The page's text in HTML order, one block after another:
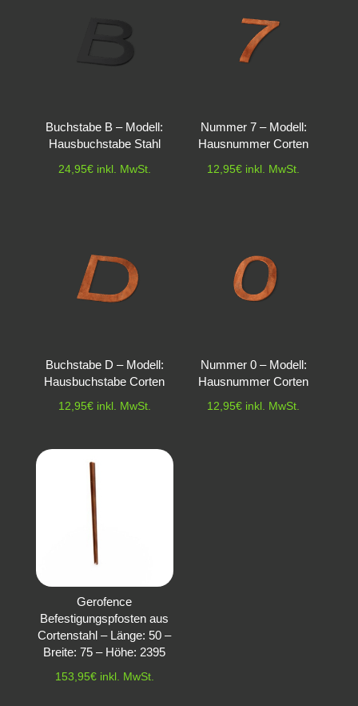
Buchstabe B – Modell:
Hausbuchstabe Stahl
24,95€ inkl. MwSt.
Nummer 7 – Modell:
Hausnummer Corten
12,95€ inkl. MwSt.
Buchstabe D – Modell:
Hausbuchstabe Corten
12,95€ inkl. MwSt.
Nummer 0 – Modell:
Hausnummer Corten
12,95€ inkl. MwSt.
Gerofence
Befestigungspfosten aus
Cortenstahl – Länge: 50 –
Breite: 75 – Höhe: 2395
153,95€ inkl. MwSt.